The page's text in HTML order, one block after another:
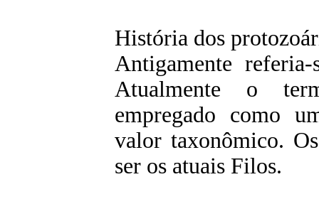
História dos
Antigamente
Atualmente o
empregado como
valor taxonômico.
ser os atuais Filos.